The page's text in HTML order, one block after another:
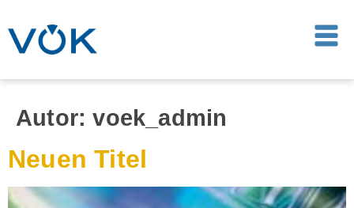
Autor:voek_admin
Neuen Titel